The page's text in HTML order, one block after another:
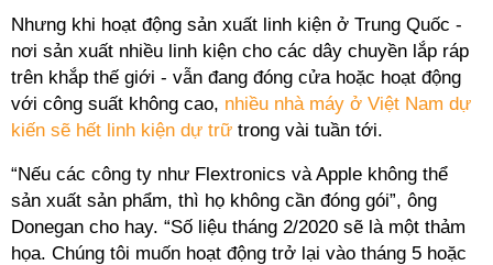
Nhưng khi hoạt động sản xuất linh kiện ở Trung Quốc -
nơi sản xuất nhiều linh kiện cho các dây chuyền lắp ráp
trên khắp thế giới - vẫn đang đóng cửa hoặc hoạt động
với công suất không cao, nhiều nhà máy ở Việt Nam dự
kiến sẽ hết linh kiện dự trữ trong vài tuần tới.
“Nếu các công ty như Flextronics và Apple không thể
sản xuất sản phẩm, thì họ không cần đóng gói”, ông
Donegan cho hay. “Số liệu tháng 2/2020 sẽ là một thảm
họa. Chúng tôi muốn hoạt động trở lại vào tháng 5 hoặc